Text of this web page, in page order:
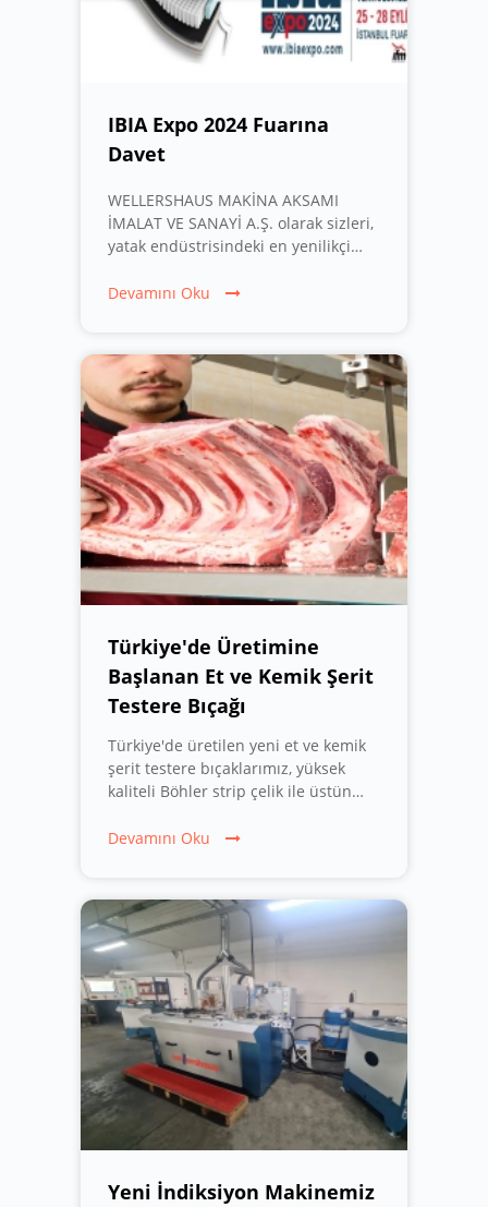
IBIA Expo 2024 Fuarına
Davet
WELLERSHAUS MAKİNA AKSAMI
İMALAT VE SANAYİ A.Ş. olarak sizleri,
yatak endüstrisindeki en yenilikçi
IBIA Expo 2024 fuarına davet
sektörümüzün öncü firmalarını ve
profesyonellerini bir araya getirerek,
yatak ve uyku kalitesini artıracak
çözümler ve en son yeniliklerle
tanışma fırsatı sunuyor.
Devamını Oku
Türkiye'de Üretimine
Başlanan Et ve Kemik Şerit
Testere Bıçağı
Türkiye'de üretilen yeni et ve kemik
şerit testere bıçaklarımız, yüksek
kaliteli Böhler strip çelik ile üstün
sunar. Et işleme tesisleri ve kasaplar
Devamını Oku
Yeni İndiksiyon Makinemiz